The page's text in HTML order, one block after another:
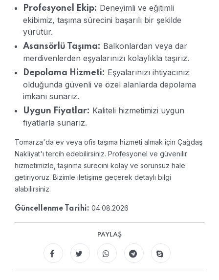
Profesyonel Ekip: Deneyimli ve eğitimli
ekibimiz, taşıma sürecini başarılı bir şekilde
yürütür.
Asansörlü Taşıma: Balkonlardan veya dar
merdivenlerden eşyalarınızı kolaylıkla taşırız.
Depolama Hizmeti: Eşyalarınızı ihtiyacınız
olduğunda güvenli ve özel alanlarda depolama
imkanı sunarız.
Uygun Fiyatlar: Kaliteli hizmetimizi uygun
fiyatlarla sunarız.
Tomarza'da ev veya ofis taşıma hizmeti almak için Çağdaş
Nakliyat'ı tercih edebilirsiniz. Profesyonel ve güvenilir
hizmetimizle, taşınma sürecini kolay ve sorunsuz hale
getiriyoruz. Bizimle iletişime geçerek detaylı bilgi
alabilirsiniz.
Güncellenme Tarihi: 04.08.2026
PAYLAŞ